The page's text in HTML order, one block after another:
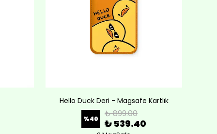
Hello Duck Deri - Magsafe Kartlık
%40 ₺ 899.00
₺ 539.40